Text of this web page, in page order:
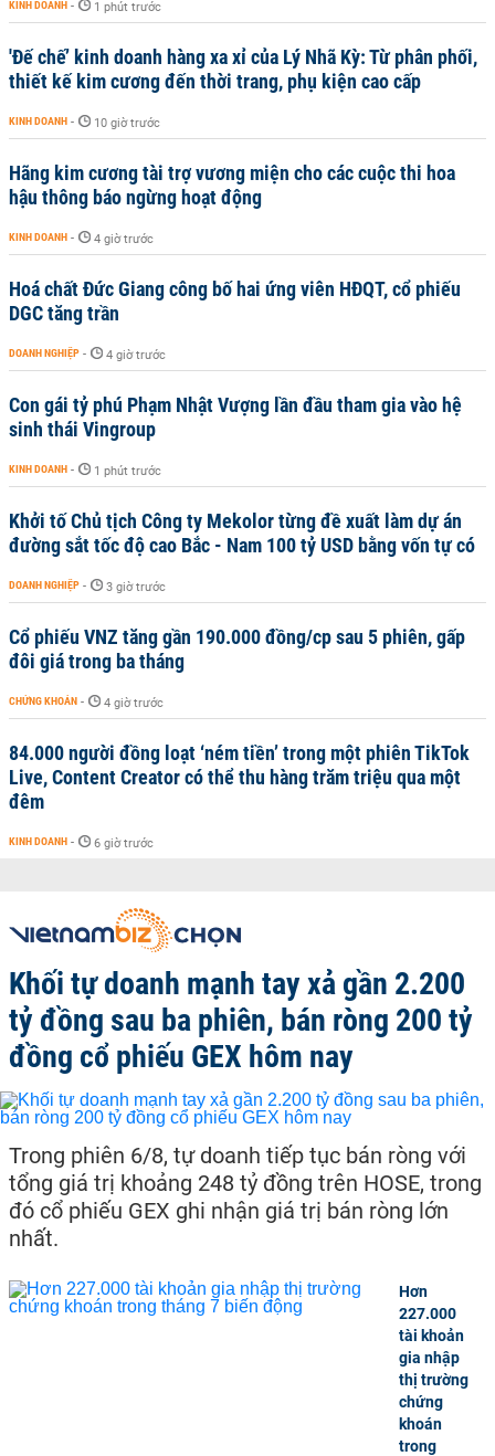
KINH DOANH - 1 phút trước
'Đế chế’ kinh doanh hàng xa xỉ của Lý Nhã Kỳ: Từ phân phối,
thiết kế kim cương đến thời trang, phụ kiện cao cấp
KINH DOANH - 10 giờ trước
Hãng kim cương tài trợ vương miện cho các cuộc thi hoa
hậu thông báo ngừng hoạt động
KINH DOANH - 4 giờ trước
Hoá chất Đức Giang công bố hai ứng viên HĐQT, cổ phiếu
DGC tăng trần
DOANH NGHIỆP - 4 giờ trước
Con gái tỷ phú Phạm Nhật Vượng lần đầu tham gia vào hệ
sinh thái Vingroup
KINH DOANH - 1 phút trước
Khởi tố Chủ tịch Công ty Mekolor từng đề xuất làm dự án
đường sắt tốc độ cao Bắc - Nam 100 tỷ USD bằng vốn tự có
DOANH NGHIỆP - 3 giờ trước
Cổ phiếu VNZ tăng gần 190.000 đồng/cp sau 5 phiên, gấp
đôi giá trong ba tháng
CHỨNG KHOÁN - 4 giờ trước
84.000 người đồng loạt ‘ném tiền’ trong một phiên TikTok
Live, Content Creator có thể thu hàng trăm triệu qua một
đêm
KINH DOANH - 6 giờ trước
Khối tự doanh mạnh tay xả gần 2.200
tỷ đồng sau ba phiên, bán ròng 200 tỷ
đồng cổ phiếu GEX hôm nay
Trong phiên 6/8, tự doanh tiếp tục bán ròng với
tổng giá trị khoảng 248 tỷ đồng trên HOSE, trong
đó cổ phiếu GEX ghi nhận giá trị bán ròng lớn
nhất.
Hơn
227.000
tài khoản
gia nhập
thị trường
chứng
khoán
trong